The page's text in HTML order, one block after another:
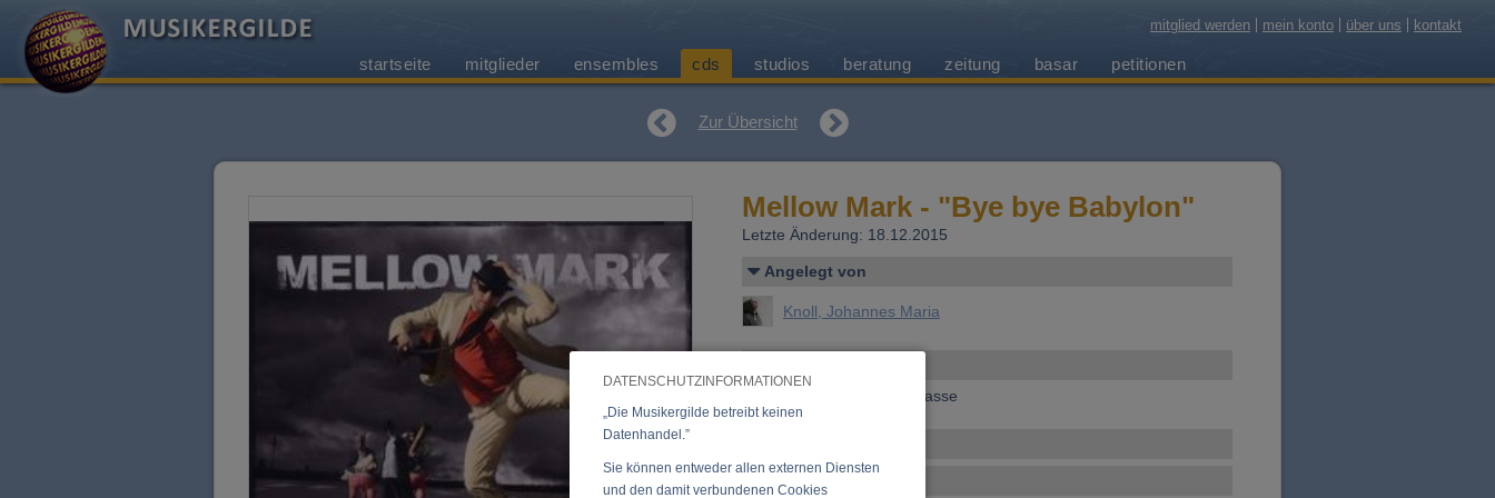
DATENSCHUTZINFORMATIONEN
„Die Musikergilde betreibt keinen
Datenhandel.”
Sie können entweder allen externen Diensten
und den damit verbundenen Cookies
mitglied werden mein konto über uns kontakt
startseite mitglieder ensembles cds studios beratung zeitung basar petitionen
Zur Übersicht
Mellow Mark - "Bye bye Babylon"
Letzte Änderung: 18.12.2015
Angelegt von
Knoll, Johannes Maria
Königsklasse